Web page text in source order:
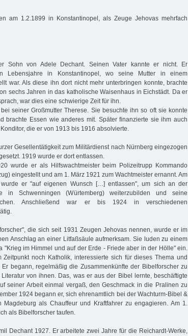
am 1.2.1899 in Konstantinopel, als Zeuge Jehovas mehrfach
Sohn von Adele Dechant. Seinen Vater kannte er nicht. Er
Lebensjahre in Konstantinopel, wo seine Mutter in einem
war. Als diese ihn dort nicht mehr unterbringen konnte, brachte
sechs Jahren in das katholische Waisenhaus in Eichstädt. Da er
war dies eine schwierige Zeit für ihn.
seiner Großmutter Therese. Sie besuchte ihn so oft sie konnte
brachte Essen wie anderes mit. Später finanzierte sie ihm auch
die er von 1913 bis 1916 absolvierte.
Gesellentätigkeit zum Militärdienst nach Nürnberg eingezogen
1919 wurde er dort entlassen.
wurde er als Hilfswachtmeister beim Polizeitrupp Kommando
eingestellt und am 1. März 1921 zum Wachtmeister ernannt. Am
er "auf eigenen Wunsch […] entlassen", um sich an der
in Schwenningen (Würtemberg) weiterzubilden und seine
Anschließend war er bis 1924 in verschiedenen
die sich seit 1931 Zeugen Jehovas nennen, wurde er im
Anschlag an einer Litfaßsäule aufmerksam. Sie luden zu einem
"Krieg im Himmel und auf der Erde - Friede aber in der Hölle" ein.
Zeitpunkt noch Katholik, interessierte sich für dieses Thema und
Er begann, regelmäßig die Zusammenkünfte der Bibelforscher zu
von ihnen. Das, was er aus der Bibel lernte, beschäftigte
seiner Arbeit einmal vergaß, den Geschmack in die Pralinen zu
1924 begann er, sich ehrenamtlich bei der Wachturm-Bibel &
Magdeburg als Chauffeur und Kraftfahrer zu engagieren. Am 1.
als Bibelforscher taufen.
Dechant 1927. Er arbeitete zwei Jahre für die Reichardt-Werke,